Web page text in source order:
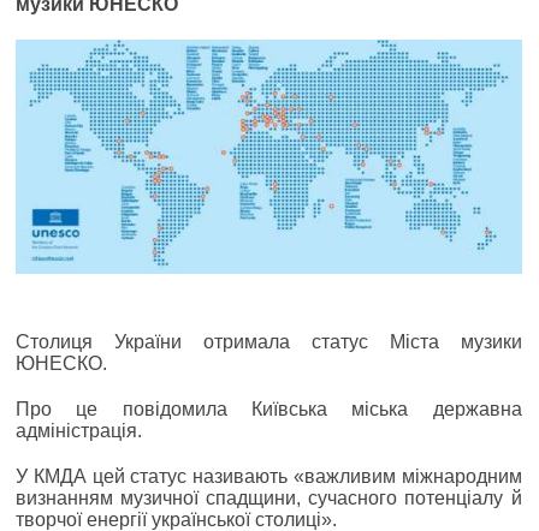
музики ЮНЕСКО
Столиця України отримала статус Міста музики
ЮНЕСКО.
Про це повідомила Київська міська державна
адміністрація.
У КМДА цей статус називають «важливим міжнародним
визнанням музичної спадщини, сучасного потенціалу й
творчої енергії української столиці».